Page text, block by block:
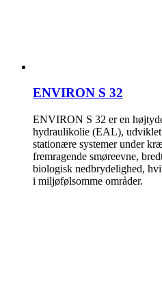
ENVIRON S 32
ENVIRON S 32 er en
hydraulikolie (EAL),
stationære systemer under
fremragende smøreevne,
biologisk nedbrydelighed,
i miljøfølsomme områder.